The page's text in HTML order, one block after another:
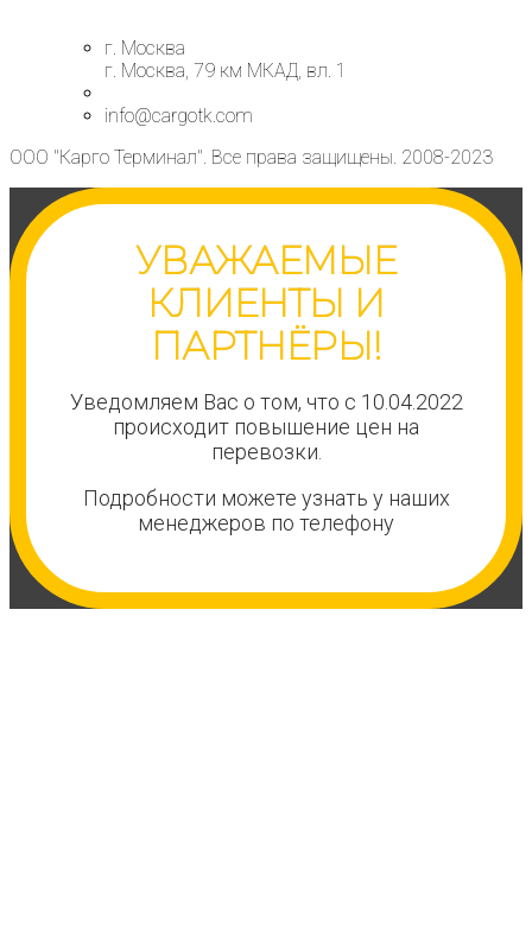
г. Москва
г. Москва, 79 км МКАД, вл. 1
info@cargotk.com
ООО "Карго Терминал". Все права защищены. 2008-2023
УВАЖАЕМЫЕ
КЛИЕНТЫ И
ПАРТНЁРЫ!
Уведомляем Вас о том, что с 10.04.2022
происходит повышение цен на
перевозки.
Подробности можете узнать у наших
менеджеров по телефону